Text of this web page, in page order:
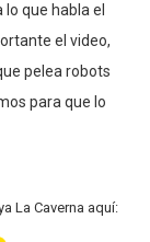
que habla el
el video,
pelea robots
para que lo
La Caverna aquí: